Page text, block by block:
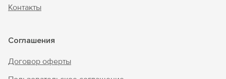
Контакты
Соглашения
Договор оферты